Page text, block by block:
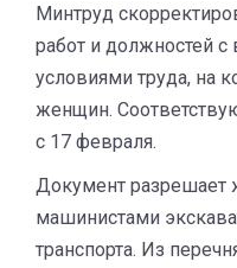
Минтруд
работ и должностей
условиями труда, на
женщин.
с 17 февраля.
Документ разрешает
машинистами
транспорта. Из